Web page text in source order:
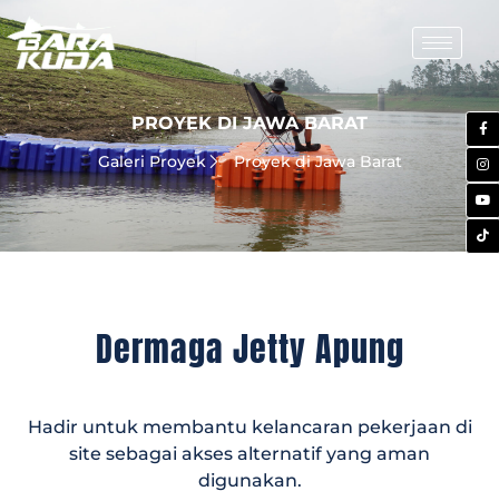
PROYEK DI JAWA BARAT
Galeri Proyek Proyek di Jawa Barat
Dermaga Jetty Apung
Hadir untuk membantu kelancaran pekerjaan di
site sebagai akses alternatif yang aman
digunakan.